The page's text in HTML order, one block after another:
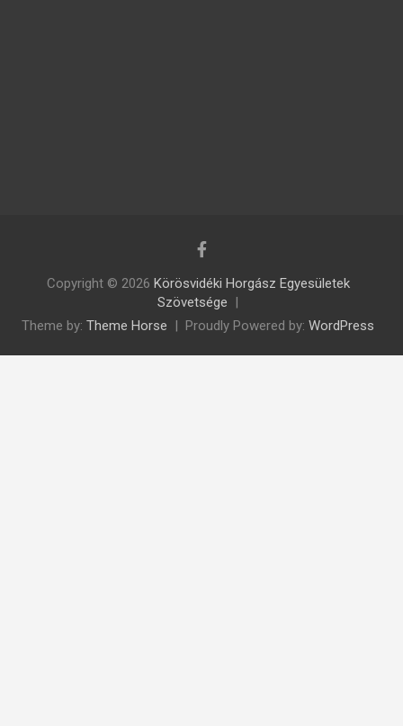
Copyright © 2026 Körösvidéki Horgász Egyesületek
Szövetsége
Theme by: Theme Horse Proudly Powered by: WordPress